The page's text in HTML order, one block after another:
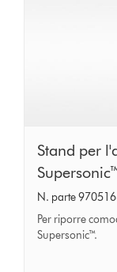
Stand
per
Dyson
Supersonic™
Stand per
N. parte
Per riporre
Supersonic™.